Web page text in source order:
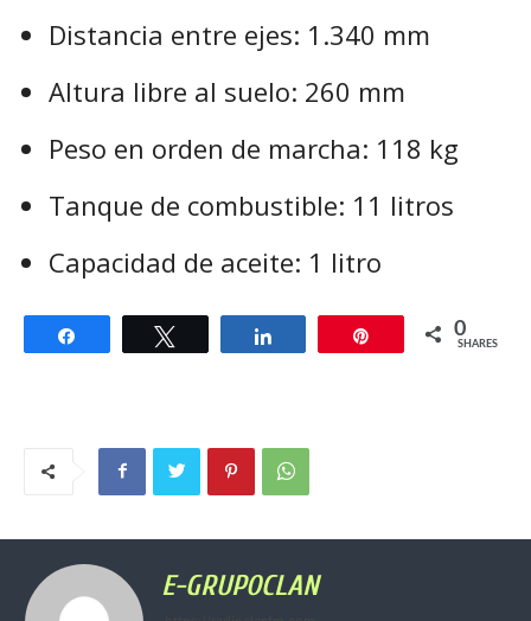
Distancia entre ejes: 1.340 mm
Altura libre al suelo: 260 mm
Peso en orden de marcha: 118 kg
Tanque de combustible: 11 litros
Capacidad de aceite: 1 litro
0
SHARES
E-GRUPOCLAN